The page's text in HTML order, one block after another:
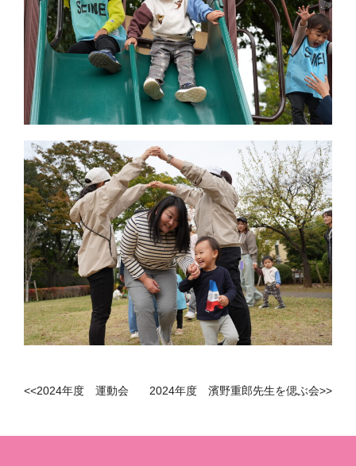
2024年度 濱野重郎先生を偲ぶ会>>
<<2024年度 運動会